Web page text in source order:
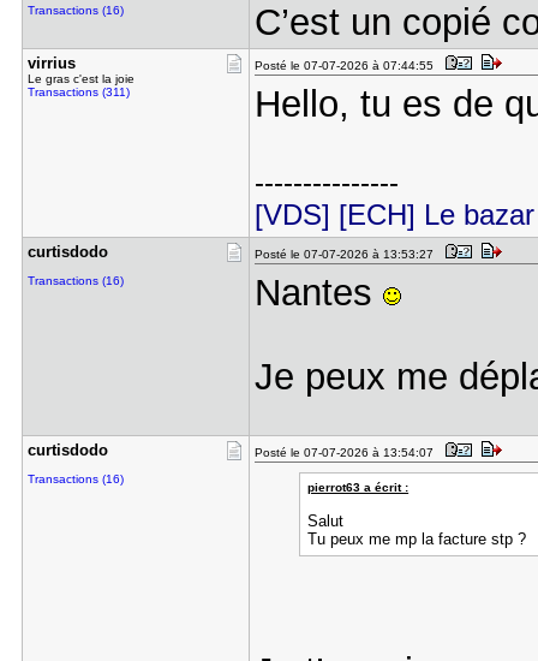
Transactions (16) C’est un copié
virrius
Le gras c'est la joie
Transactions (311)
Posté le 07-07-2026 à 07:44:55
Hello, tu es de
---------------
[VDS] [ECH] Le
curtisdodo
Transactions (16)
Posté le 07-07-2026 à 13:53:27
Nantes
Je peux me
curtisdodo
Transactions (16)
Posté le 07-07-2026 à 13:54:07
pierrot63 a écrit :
Salut
Tu peux me mp la facture stp ?